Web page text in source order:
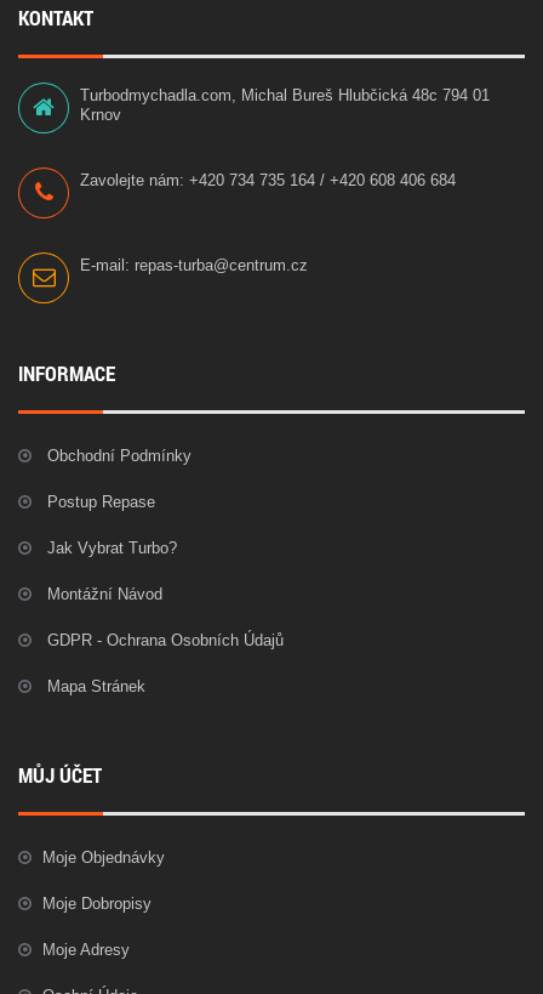
KONTAKT
Turbodmychadla.com, Michal Bureš Hlubčická 48c 794 01
Krnov
Zavolejte nám: +420 734 735 164 / +420 608 406 684
E-mail: repas-turba@centrum.cz
INFORMACE
Obchodní Podmínky
Postup Repase
Jak Vybrat Turbo?
Montážní Návod
GDPR - Ochrana Osobních Údajů
Mapa Stránek
MŮJ ÚČET
Moje Objednávky
Moje Dobropisy
Moje Adresy